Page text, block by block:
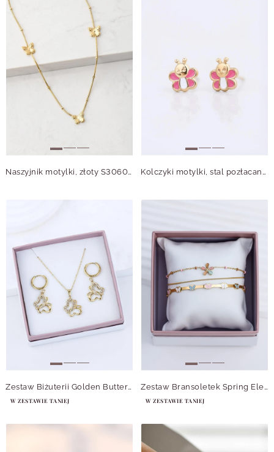
Naszyjnik motylki, złoty S306017Z00 Kolczyki motylki, stal pozłacana S213500Z00
Zestaw Biżuterii Golden Butterfly
W ZESTAWIE TANIEJ
Zestaw Bransoletek Spring Elegance
W ZESTAWIE TANIEJ